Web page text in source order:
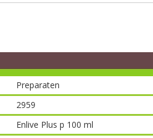
Preparaten
2959
Enlive Plus p 100 ml